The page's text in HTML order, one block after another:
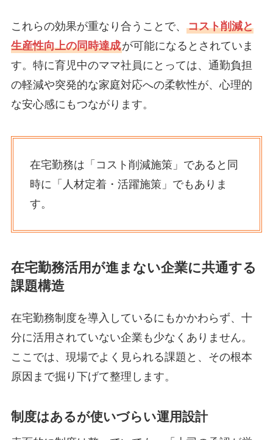
これらの効果が重なり合うことで、 コスト削減と
生産性向上の同時達成が可能になるとされていま
す。特に育児中のママ社員にとっては、通勤負担
の軽減や突発的な家庭対応への柔軟性が、心理的
な安心感にもつながります。
在宅勤務は「コスト削減施策」であると同
時に「人材定着・活躍施策」でもありま
す。
在宅勤務活用が進まない企業に共通する
課題構造
在宅勤務制度を導入しているにもかかわらず、十
分に活用されていない企業も少なくありません。
ここでは、現場でよく見られる課題と、その根本
原因まで掘り下げて整理します。
制度はあるが使いづらい運用設計